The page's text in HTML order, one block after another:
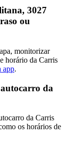
3027
ou
monitorizar
horário da Carris
app.
da
da Carris
os horários de